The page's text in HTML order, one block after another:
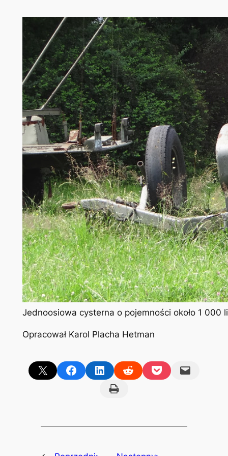
Jednoosiowa cysterna o pojemności około 1
Opracował Karol Placha Hetman
Share on X Share on FacebookShare on LinkedInShare on RedditShare on PocketEmail this Page
Print this Page